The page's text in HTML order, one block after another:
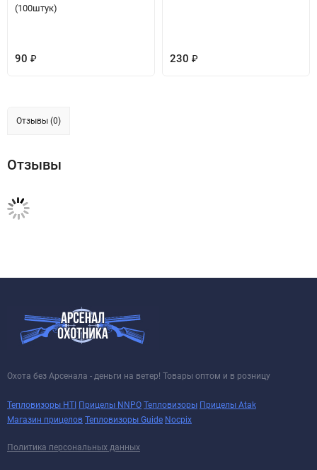
(100штук)
90 ₽ 230 ₽
Отзывы (0)
Отзывы
Охота без Арсенала - деньги на ветер! Товары оптом и в розницу
Тепловизоры HTI Прицелы NNPO Тепловизоры Прицелы Atak
Магазин прицелов Тепловизоры Guide Nocpix
Политика персональных данных